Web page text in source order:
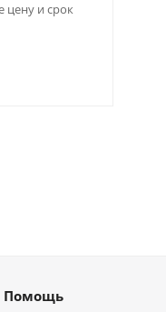
цену и срок
Помощь